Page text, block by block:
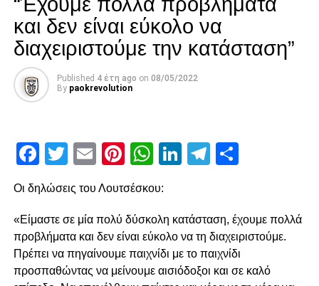
Διπλό λάθος Μιχαηλίδη, χαμένο πέναλτι από τον
Μαϊντέβατς
ADVERTISEMENT
Ακολούθησε στο 15′ χλιαρό σουτ του Ότο που μπλόκαρε
μετά από λάθος και μαρκάρισμα του Μιχαηλίδη στον
αλλά έστειλε την μπάλα άουτ, χάνοντας μία χρυσή
ευκαιρία για να βάλει τον Παναιτωλικό μπροστά στο σκορ.
Μοναδική ευκαιρία από τον Λαχούντ
και δεν είναι εύκολο να
διαχειριστούμε την κατάσταση”
Published 4 έτη ago on 08/05/2022
By paokrevolution
Facebook
Twitter
EmailPinterest
WhatsApp
LinkedIn
Telegram
Οι δηλώσεις του Λουτσέσκου:
«Είμαστε σε μία πολύ δύσκολη κατάσταση, έχουμε πολλά
προβλήματα και δεν είναι εύκολο να τη διαχειριστούμε.
Πρέπει να πηγαίνουμε παιχνίδι με το παιχνίδι
προσπαθώντας να μείνουμε αισιόδοξοι και σε καλό